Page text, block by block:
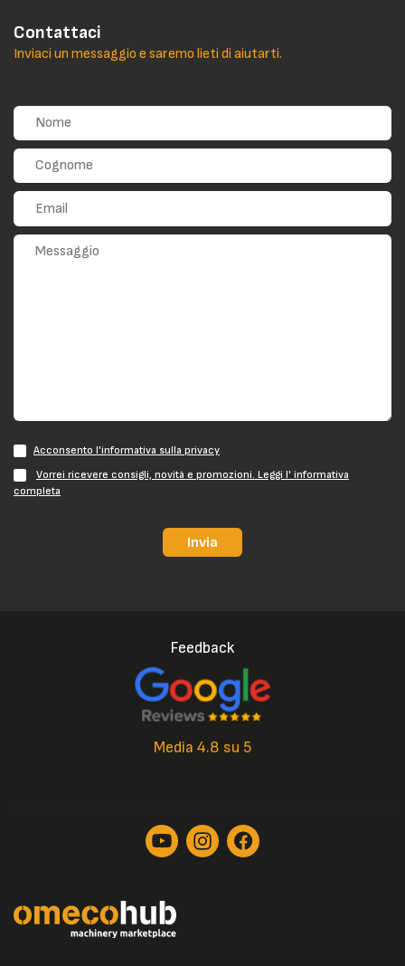
Contattaci
Inviaci un messaggio e saremo lieti di aiutarti.
Acconsento l'informativa sulla privacy
Vorrei ricevere consigli, novità e promozioni. Leggi l' informativa
completa
Invia
Feedback
Media 4.8 su 5